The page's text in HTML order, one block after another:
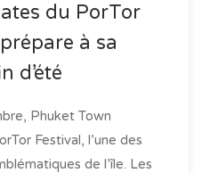
du PorTor
à sa
d’été
Phuket Town
Festival, l’une des
de l’île. Les